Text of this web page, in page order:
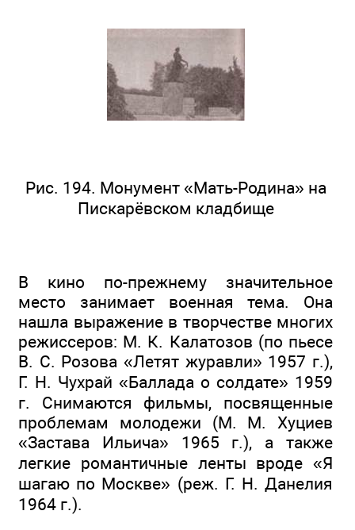
Рис. 194. Монумент «Мать-Родина» на
Пискарёвском кладбище
В кино по-прежнему значительное
место занимает военная тема. Она
нашла выражение в творчестве многих
режиссеров: М. К. Калатозов (по пьесе
В. С. Розова «Летят журавли» 1957 г.),
Г. Н. Чухрай «Баллада о солдате» 1959
г. Снимаются фильмы, посвященные
проблемам молодежи (М. М. Хуциев
«Застава Ильича» 1965 г.), а также
легкие романтичные ленты вроде «Я
шагаю по Москве» (реж. Г. Н. Данелия
1964 г.).